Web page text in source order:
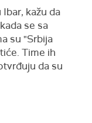
kažu da
se sa
su "Srbija
Time ih
da su